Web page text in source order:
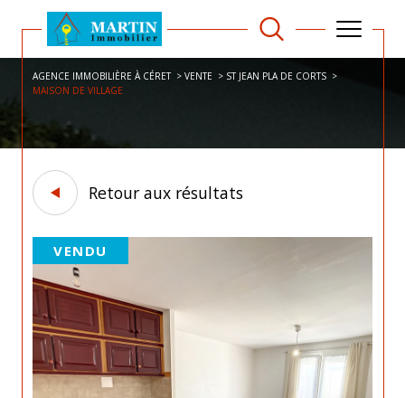
AGENCE IMMOBILIÈRE À CÉRET VENTE
ST JEAN PLA DE CORTS
MAISON DE VILLAGE
Retour aux résultats
VENDU